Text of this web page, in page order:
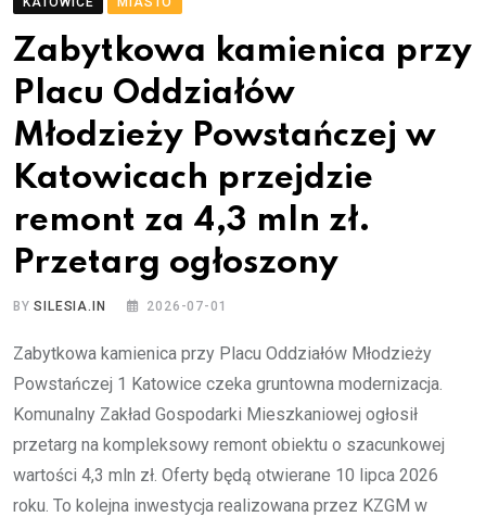
Zabytkowa kamienica przy
Placu Oddziałów
Młodzieży Powstańczej w
Katowicach przejdzie
remont za 4,3 mln zł.
Przetarg ogłoszony
BYSILESIA.IN 2026-07-01
Zabytkowa kamienica przy Placu Oddziałów Młodzieży
Powstańczej 1 Katowice czeka gruntowna modernizacja.
Komunalny Zakład Gospodarki Mieszkaniowej ogłosił
przetarg na kompleksowy remont obiektu o szacunkowej
wartości 4,3 mln zł. Oferty będą otwierane 10 lipca 2026
roku. To kolejna inwestycja realizowana przez KZGM w